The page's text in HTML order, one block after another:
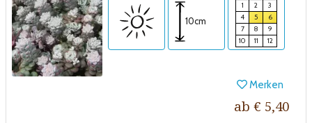
10cm
1
2
3
4
5
6
7
8
9
10
11 12
Merken
ab € 5,40